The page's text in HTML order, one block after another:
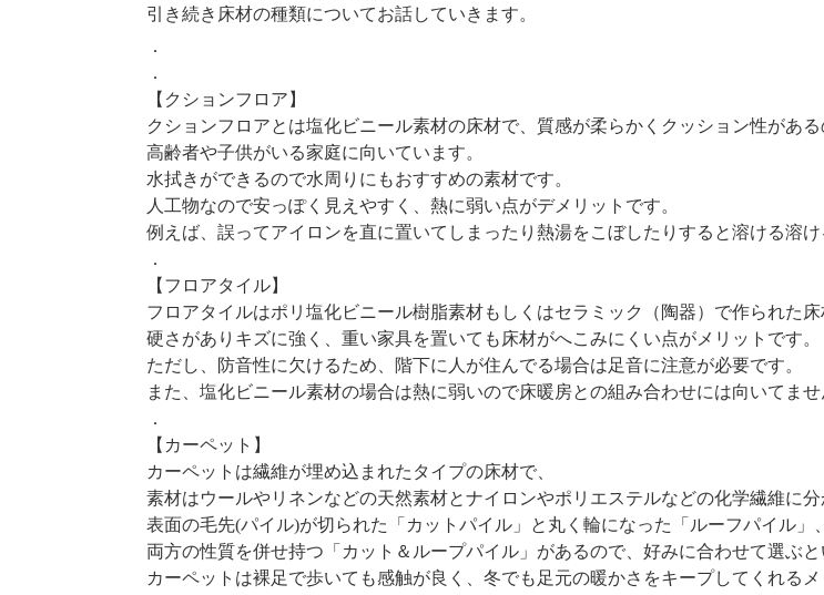
引き続き床材の種類についてお話していきます。
．
．
【クションフロア】
クションフロアとは塩化ビニール素材の床材で、質感が柔らかくクッション性があ
高齢者や子供がいる家庭に向いています。
水拭きができるので水周りにもおすすめの素材です。
人工物なので安っぽく見えやすく、熱に弱い点がデメリットです。
例えば、誤ってアイロンを直に置いてしまったり熱湯をこぼしたりすると溶ける溶け
．
【フロアタイル】
フロアタイルはポリ塩化ビニール樹脂素材もしくはセラミック（陶器）で作られた床
硬さがありキズに強く、重い家具を置いても床材がへこみにくい点がメリットです。
ただし、防音性に欠けるため、階下に人が住んでる場合は足音に注意が必要です。
また、塩化ビニール素材の場合は熱に弱いので床暖房との組み合わせには向いてませ
．
【カーペット】
カーペットは繊維が埋め込まれたタイプの床材で、
素材はウールやリネンなどの天然素材とナイロンやポリエステルなどの化学繊維に分
表面の毛先(パイル)が切られた「カットパイル」と丸く輪になった「ルーフパイル」、
両方の性質を併せ持つ「カット＆ループパイル」があるので、好みに合わせて選ぶと
カーペットは裸足で歩いても感触が良く、冬でも足元の暖かさをキープしてくれるメ